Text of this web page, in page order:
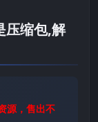
压缩包,解
源，售出不